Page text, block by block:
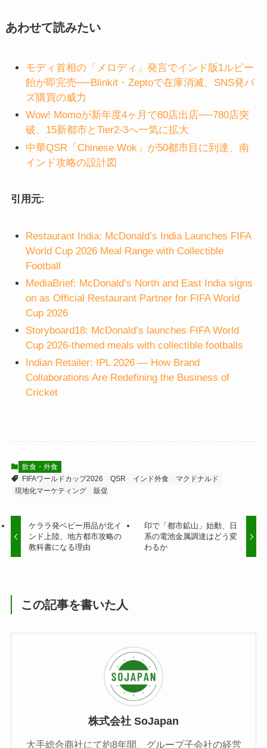
あわせて読みたい
モディ首相の「メロディ」発言でインド版1ルピー
飴が即完売──Blinkit・Zeptoで在庫消滅、SNS発バ
ズ購買の威力
Wow! Momoが新年度4ヶ月で80店出店──780店突
破、15新都市とTier2-3へ一気に拡大
中華QSR「Chinese Wok」が50都市目に到達、南
インド攻略の設計図
引用元:
Restaurant India: McDonald’s India Launches FIFA
World Cup 2026 Meal Range with Collectible
Football
MediaBrief: McDonald’s North and East India signs
on as Official Restaurant Partner for FIFA World
Cup 2026
Storyboard18: McDonald’s launches FIFA World
Cup 2026-themed meals with collectible footballs
Indian Retailer: IPL 2026 — How Brand
Collaborations Are Redefining the Business of
Cricket
飲食・外食
FIFAワールドカップ2026
QSR インド外食
マクドナルド
現地化マーケティング
販促
ケララ発ベビー用品が北イ
ンド上陸、地方都市攻略の
教科書になる理由
印で「都市鉱山」始動、日
系の電池金属調達はどう変
わるか
この記事を書いた人
株式会社 SoJapan
大手総合商社にて約8年間、グループ子会社の経営